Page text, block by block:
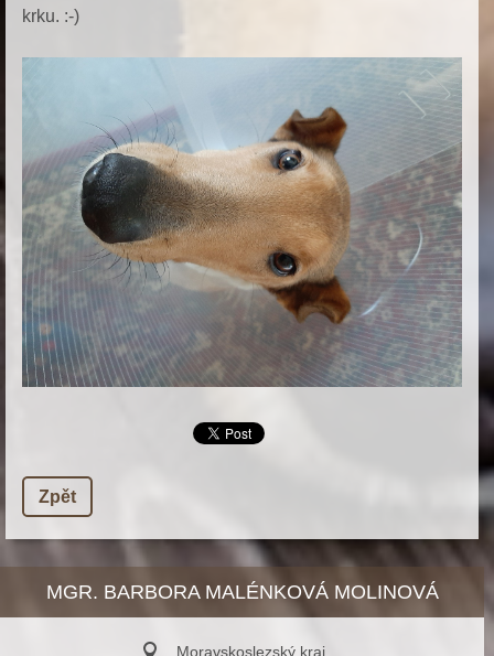
krku. :-)
Zpět
MGR. BARBORA MALÉNKOVÁ MOLINOVÁ
Moravskoslezský kraj